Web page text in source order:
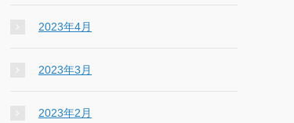
2023年4月
2023年3月
2023年2月